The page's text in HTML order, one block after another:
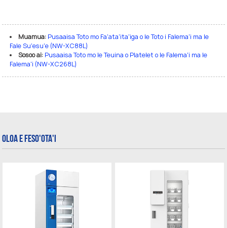
Muamua: Pusaaisa Toto mo Fa'ata'ita'iga o le Toto i Falema'i ma le
Fale Su'esu'e (NW-XC88L)
Sosoo ai: Pusaaisa Toto mo le Teuina o Platelet o le Falema'i ma le
Falema'i (NW-XC268L)
Oloa E Feso'ota'i